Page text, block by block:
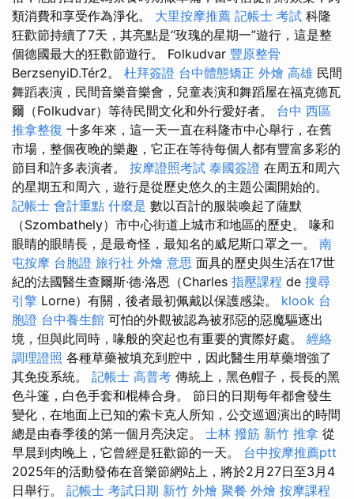
類消費和享受作為淨化。 大里按摩推薦 記帳士 考試 科隆
狂歡節持續了7天，其亮點是“玫瑰的星期一”遊行，這是整
個德國最大的狂歡節遊行。 Folkudvar 豐原整骨
BerzsenyiD.Tér2。 杜拜簽證 台中體態矯正 外燴 高雄 民間
舞蹈表演，民間音樂音樂會，兒童表演和舞蹈屋在福克德瓦
爾（Folkudvar）等待民間文化和外行愛好者。 台中 西區
推拿整復 十多年來，這一天一直在科隆市中心舉行，在舊
市場，整個夜晚的樂趣，它正在等待每個人都有豐富多彩的
節目和許多表演者。 按摩證照考試 泰國簽證 在周五和周六
的星期五和周六，遊行是從歷史悠久的主題公園開始的。
記帳士 會計重點 什麼是 數以百計的服裝喚起了薩默
（Szombathely）市中心街道上城市和地區的歷史。 喙和
眼睛的眼睛長，是最奇怪，最知名的威尼斯口罩之一。 南
屯按摩 台胞證 旅行社 外燴 意思 面具的歷史與生活在17世
紀的法國醫生查爾斯·德·洛恩（Charles 指壓課程 de 搜尋
引擎 Lorne）有關，後者最初佩戴以保護感染。 klook 台
胞證 台中養生館 可怕的外觀被認為被邪惡的惡魔驅逐出
境，但與此同時，喙般的突起也有重要的實際好處。 經絡
調理證照 各種草藥被填充到腔中，因此醫生用草藥增強了
其免疫系統。 記帳士 高普考 傳統上，黑色帽子，長長的黑
色斗篷，白色手套和棍棒合身。 節日的日期每年都會發生
變化，在地面上已知的索卡克人所知，公交巡迴演出的時間
總是由春季後的第一個月亮決定。 士林 撥筋 新竹 推拿 從
早晨到肉晚上，它曾經是狂歡節的一天。 台中按摩推薦ptt
2025年的活動發佈在音樂節網站上，將於2月27日至3月4
日舉行。 記帳士 考試日期 新竹 外燴 聚餐 外燴 按摩課程